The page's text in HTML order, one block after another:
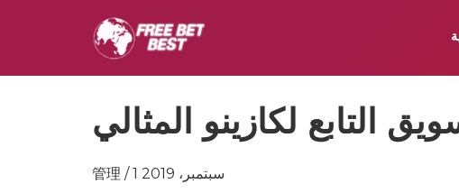
التابع لكازينو المثالي
管理 / 1 سبتمبر، 2019